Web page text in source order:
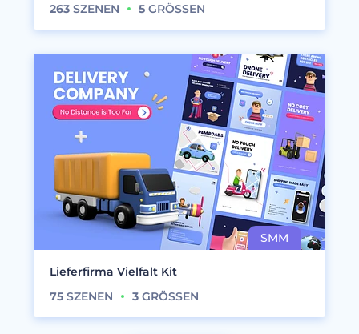
263 SZENEN 5 GRÖSSEN
Lieferfirma Vielfalt Kit
75 SZENEN 3 GRÖSSEN